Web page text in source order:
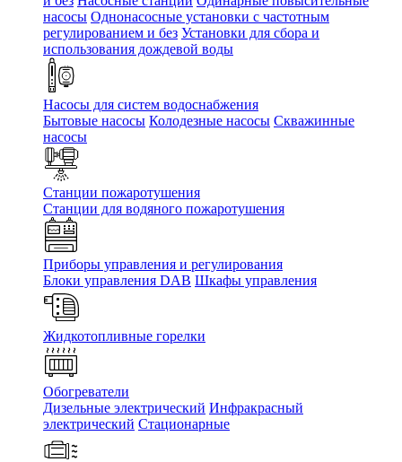
насосы Однонасосные установки с частотным
регулированием и без Установки для сбора и
использования дождевой воды
Насосы для систем водоснабжения
Бытовые насосы Колодезные насосы Скважинные
насосы
Станции пожаротушения
Станции для водяного пожаротушения
Приборы управления и регулирования
Блоки управления DAB Шкафы управления
Жидкотопливные горелки
Обогреватели
Дизельные электрический Инфракрасный
электрический Стационарные